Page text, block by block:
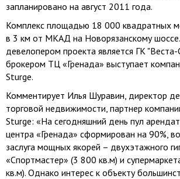
запланировано на август 2011 года.
Комплекс площадью 18 000 квадратных
в 3 км от МКАД на Новорязанскому
девелопером проекта является ГК
брокером ТЦ «Гренада» выступает
Sturge.
Комментирует Илья Шуравин, директор
торговой недвижимости, партнер
Sturge: «На сегодняшний день пул
центра «Гренада» сформирован на 90%,
заслуга мощных якорей – двухэтажного
«Спортмастер» (3 800 кв.м) и
кв.м). Однако интерес к объекту